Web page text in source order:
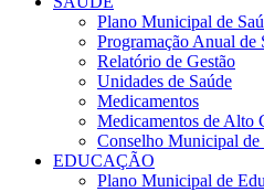
Plano Municipal de
Programação Anual de
Relatório de Gestão
Unidades de Saúde
Medicamentos
Medicamentos de Alto
Conselho Municipal de
EDUCAÇÃO
Plano Municipal de